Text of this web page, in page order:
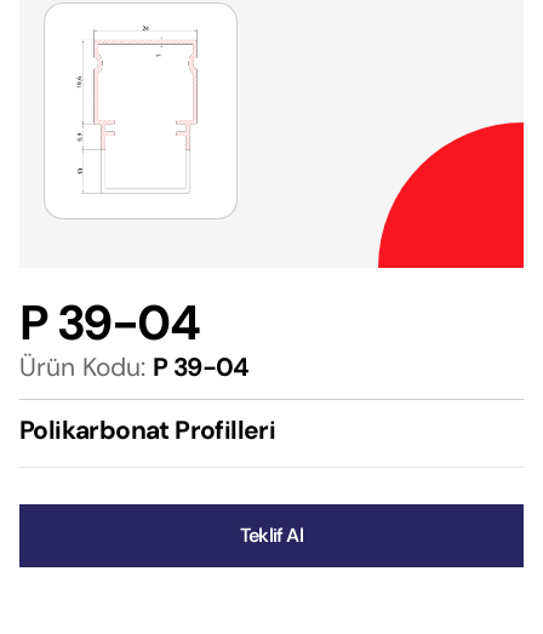
P 39-04
Ürün Kodu: P 39-04
Polikarbonat Profilleri
Teklif Al